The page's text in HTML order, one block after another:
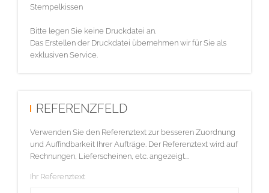
Stempelkissen
Bitte legen Sie keine Druckdatei an.
Das Erstellen der Druckdatei übernehmen wir für Sie als
exklusiven Service.
REFERENZFELD
Verwenden Sie den Referenztext zur besseren Zuordnung
und Auffindbarkeit Ihrer Aufträge. Der Referenztext wird auf
Rechnungen, Lieferscheinen, etc. angezeigt...
Ihr Referenztext